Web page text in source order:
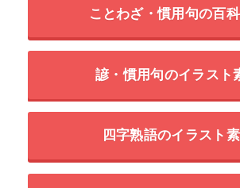
ことわざ・慣用句の百
諺・慣用句のイラスト
四字熟語のイラスト